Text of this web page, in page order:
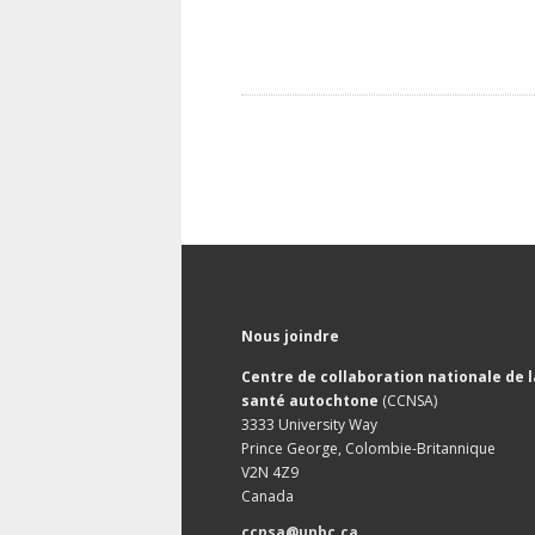
Nous joindre
Centre de collaboration nationale de
santé autochtone (CCNSA)
3333 University Way
Prince George, Colombie-Britannique
V2N 4Z9
Canada